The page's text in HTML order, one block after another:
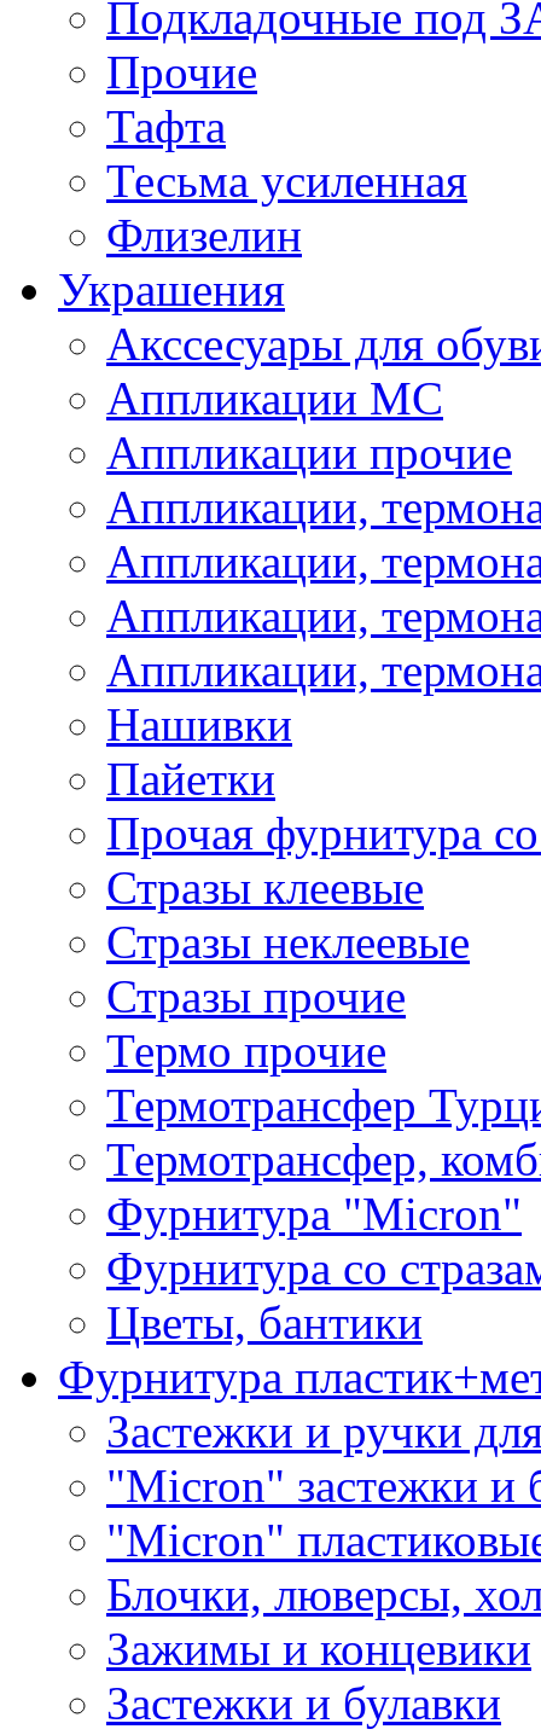
Подкладочные под
Прочие
Тафта
Тесьма усиленная
Флизелин
Украшения
Акссесуары для
Аппликации МС
Аппликации прочие
Аппликации,
Аппликации,
Аппликации,
Аппликации,
Нашивки
Пайетки
Прочая фурнитура
Стразы клеевые
Стразы неклеевые
Стразы прочие
Термо прочие
Термотрансфер
Термотрансфер,
Фурнитура "Micron"
Фурнитура со
Цветы, бантики
Фурнитура
Застежки и ручки
"Micron" застежки и
"Micron"
Блочки, люверсы,
Зажимы и концевики
Застежки и булавки